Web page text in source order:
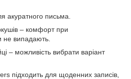
акуратного письма.
– комфорт при
не випадають.
– можливість вибрати варіант
підходить для щоденних записів,